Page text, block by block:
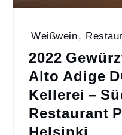
Weißwein,
2022
Alto Adige
Kellerei –
Restaurant